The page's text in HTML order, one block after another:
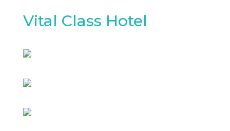
Vital Class Hotel